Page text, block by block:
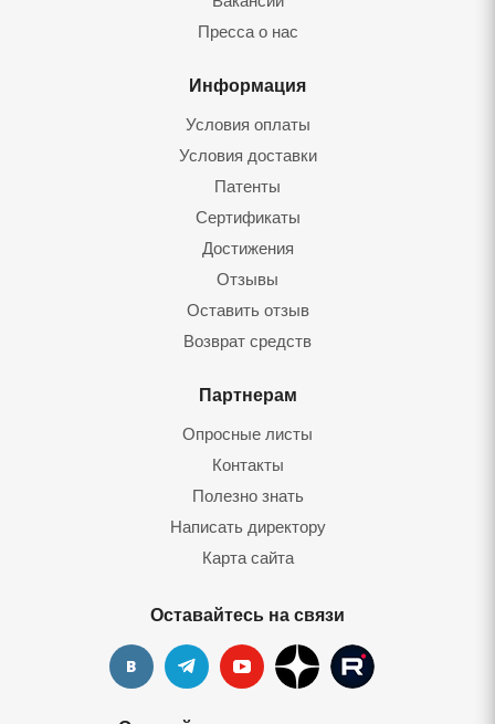
Пресса о нас
Информация
Условия оплаты
Условия доставки
Патенты
Сертификаты
Достижения
Отзывы
Оставить отзы
Возврат средст
Партнерам
Опросные листы
Контакты
Полезно знать
Написать директору
Карта сайта
Оставайтесь на связи